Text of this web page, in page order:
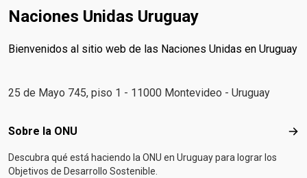
Naciones Unidas Uruguay
Bienvenidos al sitio web de las Naciones Unidas en Uruguay
25 de Mayo 745, piso 1 - 11000 Montevideo - Uruguay
Footer menu
Sobre la ONU
Descubra qué está haciendo la ONU en Uruguay para lograr los
Objetivos de Desarrollo Sostenible.